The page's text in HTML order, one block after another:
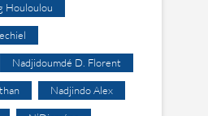
Houloulou
Nadjidoumdé D. Florent
Nadjindo Alex